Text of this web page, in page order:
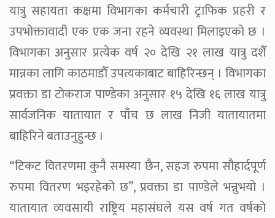
यात्रु सहायता कक्षमा विभागका कर्मचारी ट्राफिक प्रहरी र
उपभोक्तावादी एक एक जना रहने व्यवस्था मिलाइएको छ ।
विभागका अनुसार प्रत्येक वर्ष २० देखि २१ लाख यात्रु दशैँ
मान्नका लागि काठमाडौँ उपत्यकाबाट बाहिरिन्छन् । विभागका
प्रवक्ता डा टोकराज पाण्डेका अनुसार १५ देखि १६ लाख यात्रु
सार्वजनिक यातायात र पाँच छ लाख निजी यातायातमा
बाहिरिने बताउनुहुन्छ ।
“टिकट वितरणमा कुनै समस्या छैन, सहज रुपमा सौहार्दपूर्ण
रुपमा वितरण भइरहेको छ”, प्रवक्ता डा पाण्डेले भन्नुभयो ।
यातायात व्यवसायी राष्ट्रिय महासंघले यस वर्ष गत वर्षको